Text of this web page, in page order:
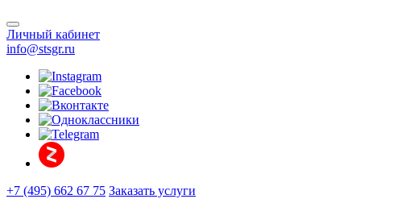
Личный кабинет
info@stsgr.ru
+7 (495) 662 67 75 Заказать услуги